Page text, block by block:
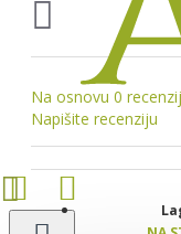
Na osnovu 0
Napišite recenziju